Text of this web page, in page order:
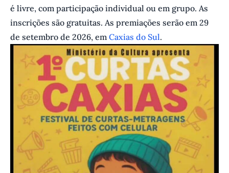
é livre, com participação individual ou em grupo. As
inscrições são gratuitas. As premiações serão em 29
de setembro de 2026, em Caxias do Sul.